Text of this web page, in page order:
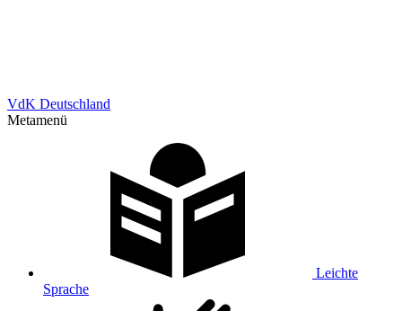
VdK Deutschland
Metamenü
Leichte
Sprache